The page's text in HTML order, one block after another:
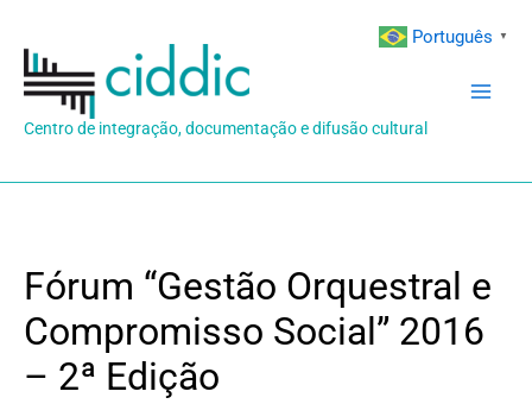
para
conteúdo
Centro de integração, documentação e difusão cultural
Fórum “Gestão Orquestral e
Compromisso Social” 2016
– 2ª Edição
Português ▼